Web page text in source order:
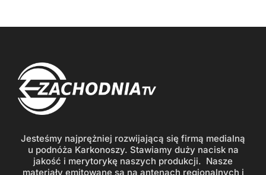
Jesteśmy najprężniej rozwijającą się firmą medialną
u podnóża Karkonoszy. Stawiamy duży nacisk na
jakość i merytorykę naszych produkcji. Nasze
materiały emitowane są na antenach regionalnych i